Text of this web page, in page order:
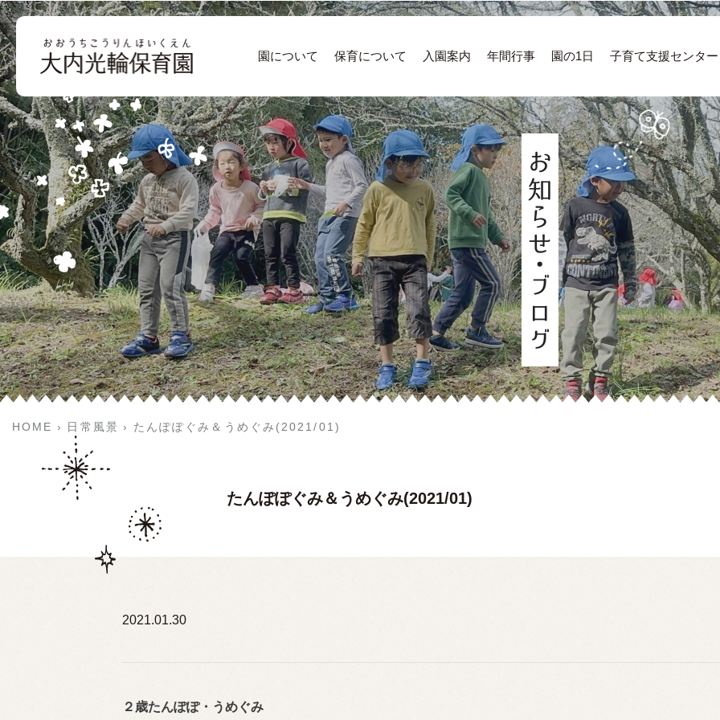
園について 保育について 入園案内 年間行事 園の1日 子育て支援センター
HOME 日常風景 たんぽぽぐみ＆うめぐみ(2021/01)
たんぽぽぐみ＆うめぐみ(2021/01)
2021.01.30
２歳たんぽぽ・うめぐみ